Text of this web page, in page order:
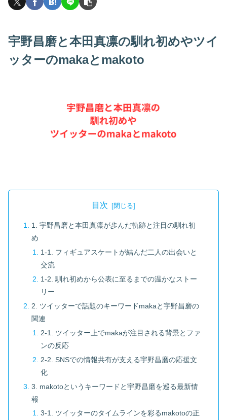
宇野昌磨と本田真凛の馴れ初めやツイ
ッターのmakaとmakoto
目次
1. 宇野昌磨と本田真凛が歩んだ軌跡と注目の馴れ初
め
1-1. フィギュアスケートが結んだ二人の出会いと
交流
1-2. 馴れ初めから公表に至るまでの温かなストー
リー
2. ツイッターで話題のキーワードmakaと宇野昌磨の
関連
2-1. ツイッター上でmakaが注目される背景とファ
ンの反応
2-2. SNSでの情報共有が支える宇野昌磨の応援文
化
3. makotoというキーワードと宇野昌磨を巡る最新情
報
3-1. ツイッターのタイムラインを彩るmakotoの正